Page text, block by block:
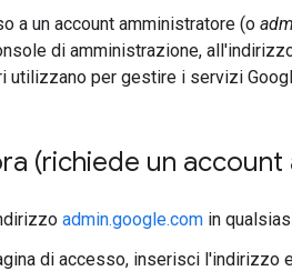
a un account amministratore (o
di amministrazione,
utilizzano per gestire i servizi
(richiede un account
admin.google.com in
di accesso, inserisci l'indirizzo